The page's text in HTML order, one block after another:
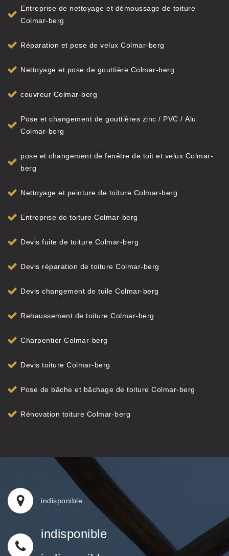
Entreprise de nettoyage et démoussage de toiture
Colmar-berg
Réparation et pose de velux Colmar-berg
Nettoyage et pose de gouttière Colmar-berg
couvreur Colmar-berg
Pose et changement de gouttières zinc / PVC / Alu
Colmar-berg
pose et changement de fenêtre de toit et velux Colmar-
berg
Nettoyage et peinture de toiture Colmar-berg
Entreprise de toiture Colmar-berg
Devis fuite de toiture Colmar-berg
Devis réparation de toiture Colmar-berg
Devis changement de tuile Colmar-berg
Rehaussement de toiture Colmar-berg
Charpentier Colmar-berg
Devis toiture Colmar-berg
Pose de bâche et bâchage de toiture Colmar-berg
Rénovation toiture Colmar-berg
indisponible
indisponible